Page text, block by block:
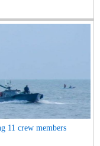
11 crew members